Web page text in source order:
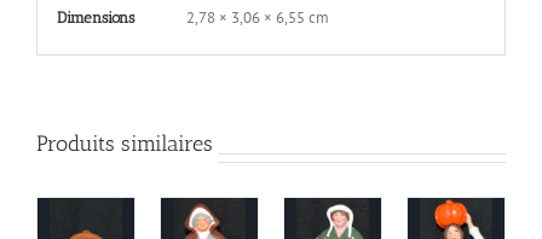
Dimensions 2,78 × 3,06 × 6,55 cm
Produits similaires